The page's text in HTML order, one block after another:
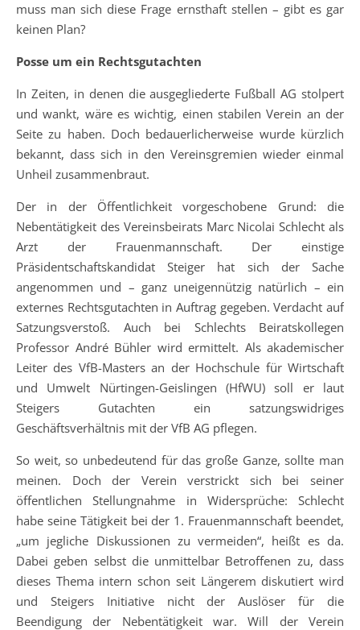
muss man sich diese Frage ernsthaft stellen – gibt es gar
keinen Plan?
Posse um ein Rechtsgutachten
In Zeiten, in denen die ausgegliederte Fußball AG stolpert
und wankt, wäre es wichtig, einen stabilen Verein an der
Seite zu haben. Doch bedauerlicherweise wurde kürzlich
bekannt, dass sich in den Vereinsgremien wieder einmal
Unheil zusammenbraut.
Der in der Öffentlichkeit vorgeschobene Grund: die
Nebentätigkeit des Vereinsbeirats Marc Nicolai Schlecht als
Arzt der Frauenmannschaft. Der einstige
Präsidentschaftskandidat Steiger hat sich der Sache
angenommen und – ganz uneigennützig natürlich – ein
externes Rechtsgutachten in Auftrag gegeben. Verdacht auf
Satzungsverstoß. Auch bei Schlechts Beiratskollegen
Professor André Bühler wird ermittelt. Als akademischer
Leiter des VfB-Masters an der Hochschule für Wirtschaft
und Umwelt Nürtingen-Geislingen (HfWU) soll er laut
Steigers Gutachten ein satzungswidriges
Geschäftsverhältnis mit der VfB AG pflegen.
So weit, so unbedeutend für das große Ganze, sollte man
meinen. Doch der Verein verstrickt sich bei seiner
öffentlichen Stellungnahme in Widersprüche: Schlecht
habe seine Tätigkeit bei der 1. Frauenmannschaft beendet,
„um jegliche Diskussionen zu vermeiden“, heißt es da.
Dabei geben selbst die unmittelbar Betroffenen zu, dass
dieses Thema intern schon seit Längerem diskutiert wird
und Steigers Initiative nicht der Auslöser für die
Beendigung der Nebentätigkeit war. Will der Verein